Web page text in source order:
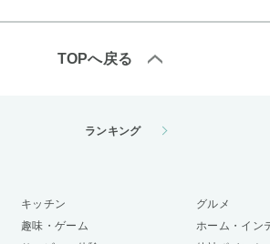
TOPへ戻る
ランキング
キッチン グルメ
趣味・ゲーム ホーム・イン